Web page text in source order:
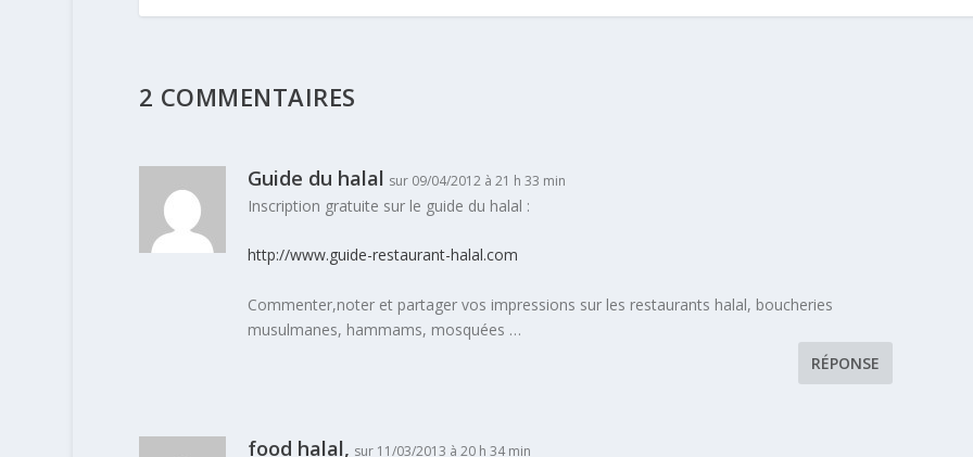
2 COMMENTAIRES
Guide du halal sur 09/04/2012 à 21 h 33 min
Inscription gratuite sur le guide du halal :
http://www.guide-restaurant-halal.com
Commenter,noter et partager vos impressions sur les restaurants halal, boucheries
musulmanes, hammams, mosquées …
RÉPONSE
food halal, sur 11/03/2013 à 20 h 34 min